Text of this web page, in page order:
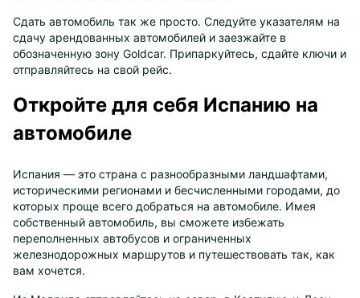
Сдать автомобиль так же просто. Следуйте указателям на
сдачу арендованных автомобилей и заезжайте в
обозначенную зону Goldcar. Припаркуйтесь, сдайте ключи и
отправляйтесь на свой рейс.
Откройте для себя Испанию на
автомобиле
Испания — это страна с разнообразными ландшафтами,
историческими регионами и бесчисленными городами, до
которых проще всего добраться на автомобиле. Имея
собственный автомобиль, вы сможете избежать
переполненных автобусов и ограниченных
железнодорожных маршрутов и путешествовать так, как
вам хочется.